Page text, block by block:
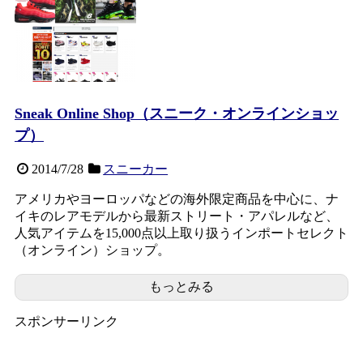
Sneak Online Shop（スニーク・オンラインショッ
プ）
2014/7/28 スニーカー
アメリカやヨーロッパなどの海外限定商品を中心に、ナ
イキのレアモデルから最新ストリート・アパレルなど、
人気アイテムを15,000点以上取り扱うインポートセレクト
（オンライン）ショップ。
もっとみる
スポンサーリンク